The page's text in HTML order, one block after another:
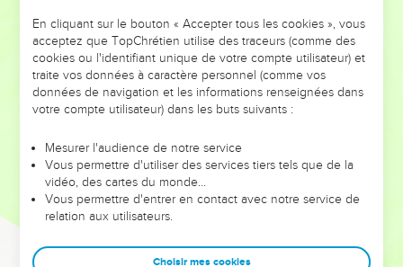
NE MANQUEZ PAS L’ÉVÉNEMENT
DE L’ANNÉE !
ET SI LEURS ERREURS POUVAIENT VOUS ÉVITER LES
VOTRES ?
leur foi ou leur vision. Mais on voit moins les doutes, les erreurs
et les saisons difficiles qu'ils ont traversés, alors même que ce
sont elles qui les ont façonnés.
Dans cette conférence, leaders, entrepreneurs, et responsables
clés pour avancer avec plus de sagesse afin que leurs erreurs
En cliquant sur le bouton « Accepter tous les cookies », vous
acceptez que TopChrétien utilise des traceurs (comme des
cookies ou l'identifiant unique de votre compte utilisateur) et
traite vos données à caractère personnel (comme vos
données de navigation et les informations renseignées dans
votre compte utilisateur) dans les buts suivants :
Mesurer l'audience de notre service
Vous permettre d'utiliser des services tiers tels que de la
vidéo, des cartes du monde…
Vous permettre d'entrer en contact avec notre service de
relation aux utilisateurs.
Choisir mes cookies